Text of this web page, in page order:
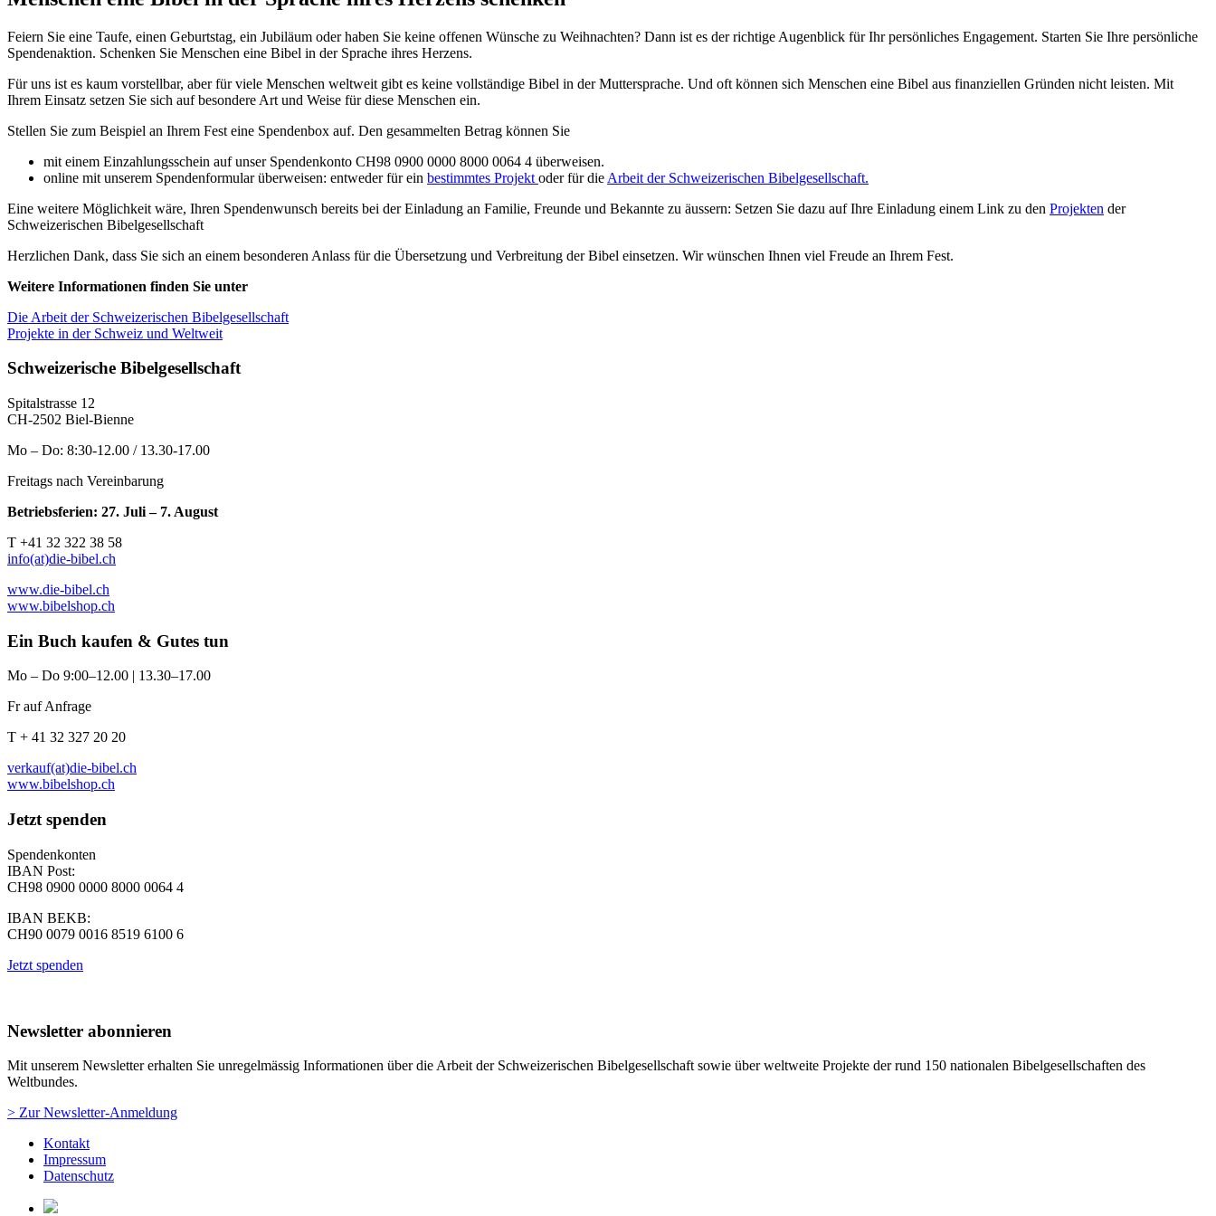
Feiern Sie eine Taufe, einen Geburtstag, ein Jubiläum oder haben Sie keine offenen Wünsche zu Weihnachten? Dann ist es der richtige Augenblick für Ihr persönliches Engagement. Starten Sie Ihre persönliche
Spendenaktion. Schenken Sie Menschen eine Bibel in der Sprache ihres Herzens.
Für uns ist es kaum vorstellbar, aber für viele Menschen weltweit gibt es keine vollständige Bibel in der Muttersprache. Und oft können sich Menschen eine Bibel aus finanziellen Gründen nicht leisten. Mit
Ihrem Einsatz setzen Sie sich auf besondere Art und Weise für diese Menschen ein.
Stellen Sie zum Beispiel an Ihrem Fest eine Spendenbox auf. Den gesammelten Betrag können Sie
mit einem Einzahlungsschein auf unser Spendenkonto CH98 0900 0000 8000 0064 4 überweisen.
online mit unserem Spendenformular überweisen: entweder für ein bestimmtes Projekt oder für die Arbeit der Schweizerischen Bibelgesellschaft.
Eine weitere Möglichkeit wäre, Ihren Spendenwunsch bereits bei der Einladung an Familie, Freunde und Bekannte zu äussern: Setzen Sie dazu auf Ihre Einladung einem Link zu den Projekten der
Schweizerischen Bibelgesellschaft
Herzlichen Dank, dass Sie sich an einem besonderen Anlass für die Übersetzung und Verbreitung der Bibel einsetzen. Wir wünschen Ihnen viel Freude an Ihrem Fest.
Weitere Informationen finden Sie unter
Die Arbeit der Schweizerischen Bibelgesellschaft
Projekte in der Schweiz und Weltweit
Schweizerische Bibelgesellschaft
Spitalstrasse 12
CH-2502 Biel-Bienne
Mo – Do: 8:30-12.00 / 13.30-17.00
Freitags nach Vereinbarung
Betriebsferien: 27. Juli – 7. August
T +41 32 322 38 58
info(at)die-bibel.ch
www.die-bibel.ch
www.bibelshop.ch
Ein Buch kaufen & Gutes tun
Mo – Do 9:00–12.00 | 13.30–17.00
Fr auf Anfrage
T + 41 32 327 20 20
verkauf(at)die-bibel.ch
www.bibelshop.ch
Jetzt spenden
Spendenkonten
IBAN Post:
CH98 0900 0000 8000 0064 4
IBAN BEKB:
CH90 0079 0016 8519 6100 6
Jetzt spenden
Newsletter abonnieren
Mit unserem Newsletter erhalten Sie unregelmässig Informationen über die Arbeit der Schweizerischen Bibelgesellschaft sowie über weltweite Projekte der rund 150 nationalen Bibelgesellschaften des
Weltbundes.
> Zur Newsletter-Anmeldung
Kontakt
Impressum
Datenschutz